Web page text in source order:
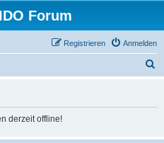
Forum
Anmelden
Registrieren
derzeit offline!